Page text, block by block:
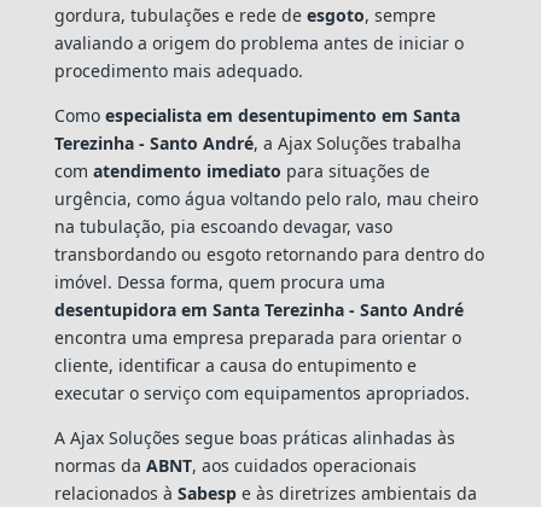
gordura, tubulações e rede de esgoto, sempre
avaliando a origem do problema antes de iniciar o
procedimento mais adequado.
Como especialista em desentupimento em Santa
Terezinha - Santo André, a Ajax Soluções trabalha
com atendimento imediato para situações de
urgência, como água voltando pelo ralo, mau cheiro
na tubulação, pia escoando devagar, vaso
transbordando ou esgoto retornando para dentro do
imóvel. Dessa forma, quem procura uma
desentupidora em Santa Terezinha - Santo André
encontra uma empresa preparada para orientar o
cliente, identificar a causa do entupimento e
executar o serviço com equipamentos apropriados.
A Ajax Soluções segue boas práticas alinhadas às
normas da ABNT, aos cuidados operacionais
relacionados à Sabespe às diretrizes ambientais da